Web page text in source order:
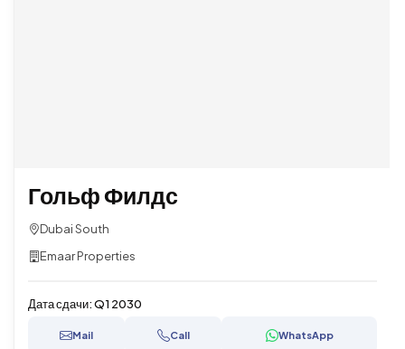
Гольф Филдс
Dubai South
Emaar Properties
Дата сдачи:Q1 2030
Mail Call WhatsApp